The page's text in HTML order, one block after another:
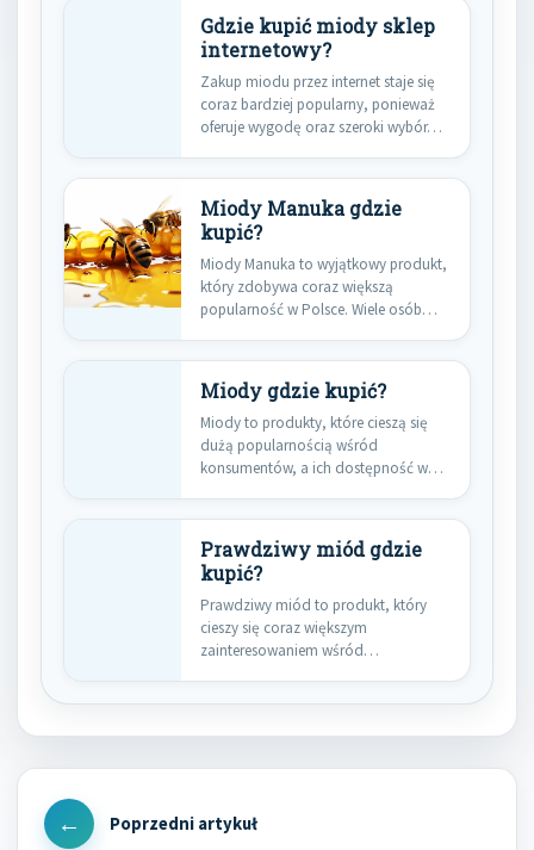
Gdzie kupić miody sklep
internetowy?
Zakup miodu przez internet staje się
coraz bardziej popularny, ponieważ
oferuje wygodę oraz szeroki wybór…
Miody Manuka gdzie
kupić?
Miody Manuka to wyjątkowy produkt,
który zdobywa coraz większą
popularność w Polsce. Wiele osób
Miody gdzie kupić?
Miody to produkty, które cieszą się
dużą popularnością wśród
konsumentów, a ich dostępność w
Prawdziwy miód gdzie
kupić?
Prawdziwy miód to produkt, który
cieszy się coraz większym
zainteresowaniem wśród
Nawigacja
wpisu
Previous